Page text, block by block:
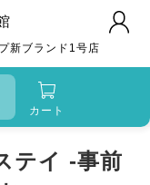
新ブランド1号店
カート
テイ -事前